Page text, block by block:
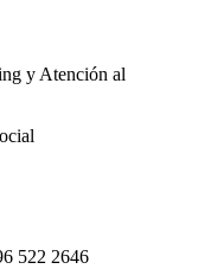
y Atención al
522 2646